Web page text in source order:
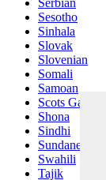
Serbian
Sesotho
Sinhala
Slovak
Slovenian
Somali
Samoan
Scots Gaelic
Shona
Sindhi
Sundanese
Swahili
Tajik